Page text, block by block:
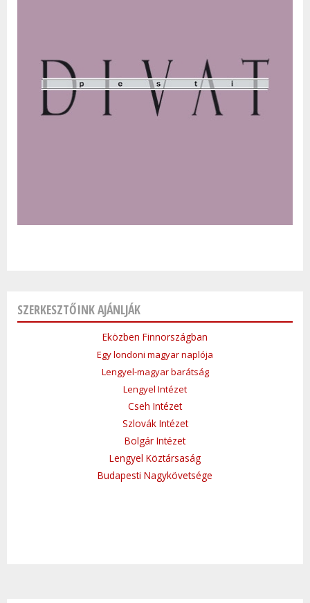
SZERKESZTŐINK AJÁNLJÁK
Eközben Finnországban
Egy londoni magyar naplója
Lengyel-magyar barátság
Lengyel Intézet
Cseh Intézet
Szlovák Intézet
Bolgár Intézet
Lengyel Köztársaság
Budapesti Nagykövetsége